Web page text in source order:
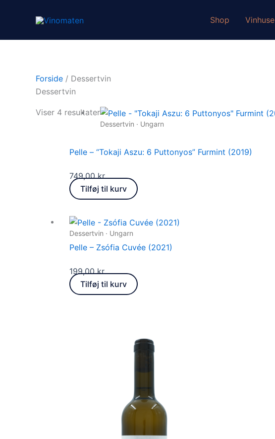
Shop Vinhuse
Forside / Dessertvin
Dessertvin
Viser 4 resultater
Dessertvin · Ungarn
Pelle – “Tokaji Aszu: 6 Puttonyos” Furmint (2019)
749,00kr.
Tilføj til kurv
Dessertvin · Ungarn
Pelle – Zsófia Cuvée (2021)
199,00kr.
Tilføj til kurv